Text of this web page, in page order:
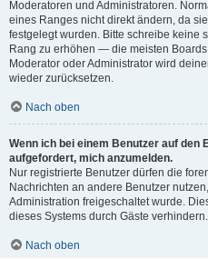
Moderatoren und Administratoren.
eines Ranges nicht direkt ändern, da
festgelegt wurden. Bitte schreibe keine
Rang zu erhöhen — die meisten
Moderator oder Administrator wird
wieder zurücksetzen.
Nach oben
Wenn ich bei einem Benutzer auf den
aufgefordert, mich anzumelden.
Nur registrierte Benutzer dürfen die
Nachrichten an andere Benutzer
Administration freigeschaltet wurde.
dieses Systems durch Gäste verhindern.
Nach oben